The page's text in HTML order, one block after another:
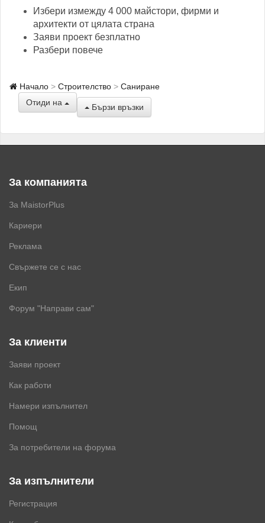
Избери измежду 4 000 майстори, фирми и
архитекти от цялата страна
Заяви проект безплатно
Разбери повече
Начало Строителство
Саниране
Отиди на
Бързи връзки
За компанията
За MaistorPlus
Кариери
Реклама
Свържете се с нас
Екип
Форум "Направи сам"
За клиенти
Заяви проект
Как работи
Намери изпълнител
Помощ
За потребители на форума
За изпълнители
Регистрация